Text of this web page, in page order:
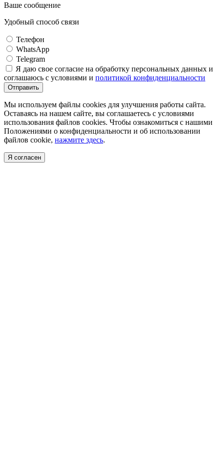
Ваше сообщение
Удобный способ связи
Телефон
WhatsApp
Telegram
Я даю свое согласие на обработку персональных данных и
соглашаюсь с условиями и политикой конфиденциальности
Отправить
Мы используем файлы cookies для улучшения работы сайта.
Оставаясь на нашем сайте, вы соглашаетесь с условиями
использования файлов cookies. Чтобы ознакомиться с нашими
Положениями о конфиденциальности и об использовании
файлов cookie, нажмите здесь.
Я согласен